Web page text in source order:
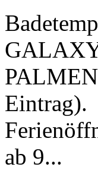
Eintrag).
ab 9...